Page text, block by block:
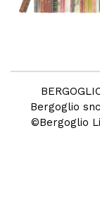
Bergoglio snc
©Bergoglio